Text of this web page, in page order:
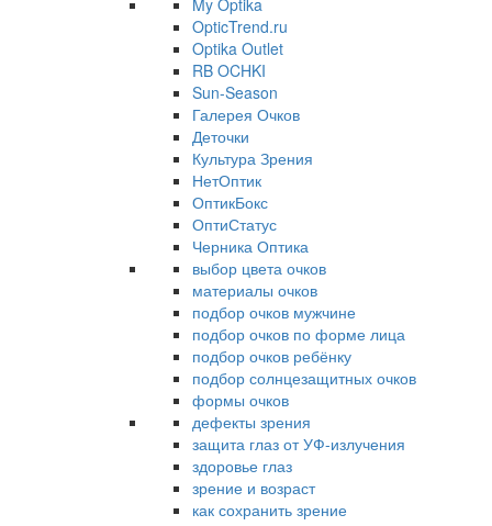
My Optika
OpticTrend.ru
Optika Outlet
RB OCHKI
Sun-Season
Галерея Очков
Деточки
Культура Зрения
НетОптик
ОптикБокс
ОптиСтатус
Черника Оптика
выбор цвета очков
материалы очков
подбор очков мужчине
подбор очков по форме лица
подбор очков ребёнку
подбор солнцезащитных очков
формы очков
дефекты зрения
защита глаз от УФ-излучения
здоровье глаз
зрение и возраст
как сохранить зрение